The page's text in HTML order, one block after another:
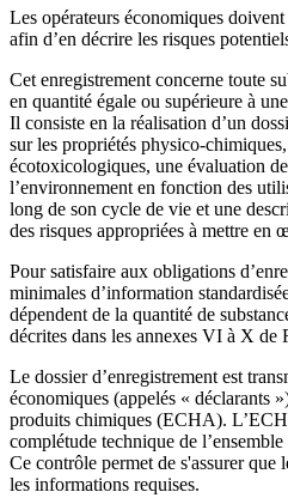
Les opérateurs économiques
afin d’en décrire les risques
Cet enregistrement concerne toute
en quantité égale ou supérieure à
Il consiste en la réalisation d’un
sur les propriétés physico-
écotoxicologiques, une évaluation
l’environnement en fonction des
long de son cycle de vie et une
des risques appropriées à mettre en
Pour satisfaire aux obligations
minimales d’information
dépendent de la quantité de
décrites dans les annexes VI à X de
Le dossier d’enregistrement est
économiques (appelés « déclarants
produits chimiques (ECHA).
complétude technique de
Ce contrôle permet de s'assurer que
les informations requises.